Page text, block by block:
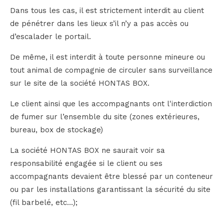
Dans tous les cas, il est strictement interdit au client
de pénétrer dans les lieux s’il n’y a pas accès ou
d’escalader le portail.
De même, il est interdit à toute personne mineure ou
tout animal de compagnie de circuler sans surveillance
sur le site de la société HONTAS BOX.
Le client ainsi que les accompagnants ont l'interdiction
de fumer sur l’ensemble du site (zones extérieures,
bureau, box de stockage)
La société HONTAS BOX ne saurait voir sa
responsabilité engagée si le client ou ses
accompagnants devaient être blessé par un conteneur
ou par les installations garantissant la sécurité du site
(fil barbelé, etc…);